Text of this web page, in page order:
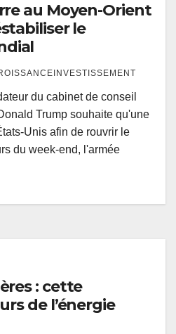
au Moyen-Orient
le
du cabinet de conseil
Trump souhaite qu'une
Unis afin de rouvrir le
du week-end, l'armée
: cette
de l’énergie